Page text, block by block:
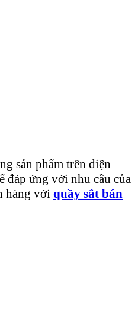
sản phẩm trên diện
đáp ứng với nhu cầu của
hàng với quầy sắt bán